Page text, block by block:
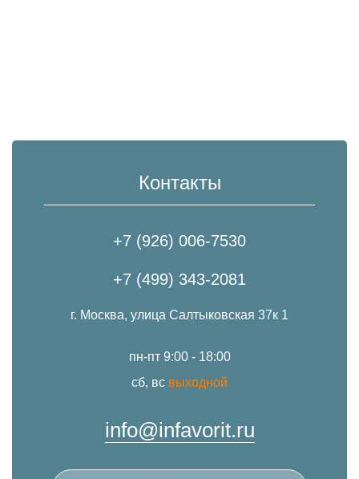
Контакты
+7 (926) 006-7530
+7 (499) 343-2081
г. Москва, улица Салтыковская 37к 1
пн-пт 9:00 - 18:00
сб, вс выходной
info@infavorit.ru